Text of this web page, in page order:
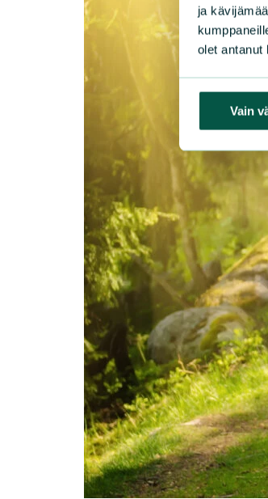
ja
olet antanut
Vain